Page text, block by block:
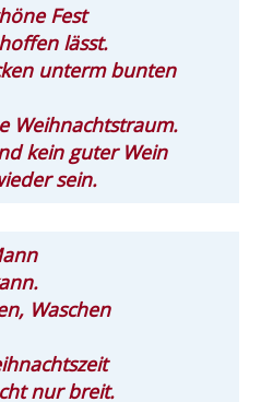
Fest
lässt.
unterm bunten
Weihnachtstraum.
kein guter Wein
sein.
Waschen
nur breit.